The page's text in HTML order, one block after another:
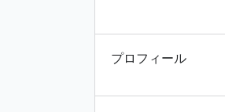
プロフィール